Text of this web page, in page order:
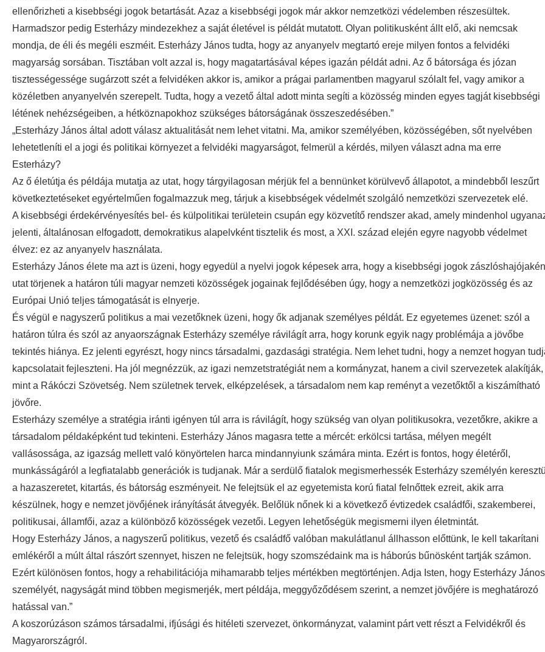
ellenőrizheti a kisebbségi jogok betartását. Azaz a kisebbségi jogok már akkor nemzetközi védelemben részesültek.
Harmadszor pedig Esterházy mindezekhez a saját életével is példát mutatott. Olyan politikusként állt elő, aki nemcsak
mondja, de éli és megéli eszméit. Esterházy János tudta, hogy az anyanyelv megtartó ereje milyen fontos a felvidéki
magyarság sorsában. Tisztában volt azzal is, hogy magatartásával képes igazán példát adni. Az ő bátorsága és józan
tisztességessége sugárzott szét a felvidéken akkor is, amikor a prágai parlamentben magyarul szólalt fel, vagy amikor a
közéletben anyanyelvén szerepelt. Tudta, hogy a vezető által adott minta segíti a közösség minden egyes tagját kisebbségi
létének nehézségeiben, a hétköznapokhoz szükséges bátorságának összeszedésében.”
„Esterházy János által adott válasz aktualitását nem lehet vitatni. Ma, amikor személyében, közösségében, sőt nyelvében
lehetetleníti el a jogi és politikai környezet a felvidéki magyarságot, felmerül a kérdés, milyen választ adna ma erre
Esterházy?
Az ő életútja és példája mutatja az utat, hogy tárgyilagosan mérjük fel a bennünket körülvevő állapotot, a mindebből leszűrt
következtetéseket egyértelműen fogalmazzuk meg, tárjuk a kisebbségek védelmét szolgáló nemzetközi szervezetek elé.
A kisebbségi érdekérvényesítés bel- és külpolitikai területein csupán egy közvetítő rendszer akad, amely mindenhol
jelenti, általánosan elfogadott, demokratikus alapelvként tisztelik és most, a XXI. század elején egyre nagyobb védelmet
élvez: ez az anyanyelv használata.
Esterházy János élete ma azt is üzeni, hogy egyedül a nyelvi jogok képesek arra, hogy a kisebbségi jogok
utat törjenek a határon túli magyar nemzeti közösségek jogainak fejlődésében úgy, hogy a nemzetközi jogközösség és az
Európai Unió teljes támogatását is elnyerje.
És végül e nagyszerű politikus a mai vezetőknek üzeni, hogy ők adjanak személyes példát. Ez egyetemes üzenet: szól a
határon túlra és szól az anyaországnak Esterházy személye rávilágít arra, hogy korunk egyik nagy problémája a jövőbe
tekintés hiánya. Ez jelenti egyrészt, hogy nincs társadalmi, gazdasági stratégia. Nem lehet tudni, hogy a nemzet hogyan
kapcsolatait fejleszteni. Ha jól megnézzük, az igazi nemzetstratégiát nem a kormányzat, hanem a civil szervezetek alakítják,
mint a Rákóczi Szövetség. Nem születnek tervek, elképzelések, a társadalom nem kap reményt a vezetőktől a kiszámítható
jövőre.
Esterházy személye a stratégia iránti igényen túl arra is rávilágít, hogy szükség van olyan politikusokra, vezetőkre, akikre a
társadalom példaképként tud tekinteni. Esterházy János magasra tette a mércét: erkölcsi tartása, mélyen megélt
vallásossága, az igazság mellett való könyörtelen harca mindannyiunk számára minta. Ezért is fontos, hogy életéről,
munkásságáról a legfiatalabb generációk is tudjanak. Már a serdülő fiatalok megismerhessék Esterházy személyén
a hazaszeretet, kitartás, és bátorság eszményeit. Ne felejtsük el az egyetemista korú fiatal felnőttek ezreit, akik arra
készülnek, hogy e nemzet jövőjének irányítását átvegyék. Belőlük nőnek ki a következő évtizedek családfői, szakemberei,
politikusai, államfői, azaz a különböző közösségek vezetői. Legyen lehetőségük megismerni ilyen életmintát.
Hogy Esterházy János, a nagyszerű politikus, vezető és családfő valóban makulátlanul állhasson előttünk, le kell takarítani
emlékéről a múlt által rászórt szennyet, hiszen ne felejtsük, hogy szomszédaink ma is háborús bűnösként tartják számon.
Ezért különösen fontos, hogy a rehabilitációja mihamarabb teljes mértékben megtörténjen. Adja Isten, hogy Esterházy János
személyét, nagyságát mind többen megismerjék, mert példája, meggyőződésem szerint, a nemzet jövőjére is meghatározó
hatással van.”
A koszorúzáson számos társadalmi, ifjúsági és hitéleti szervezet, önkormányzat, valamint párt vett részt a Felvidékről és
Magyarországról.